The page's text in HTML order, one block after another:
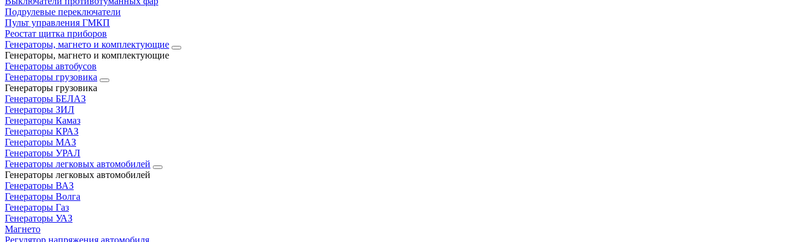
Подрулевые переключатели
Пульт управления ГМКП
Реостат щитка приборов
Генераторы, магнето и комплектующие
Генераторы, магнето и комплектующие
Генераторы автобусов
Генераторы грузовика
Генераторы грузовика
Генераторы БЕЛАЗ
Генераторы ЗИЛ
Генераторы Камаз
Генераторы КРАЗ
Генераторы МАЗ
Генераторы УРАЛ
Генераторы легковых автомобилей
Генераторы легковых автомобилей
Генераторы ВАЗ
Генераторы Волга
Генераторы Газ
Генераторы УАЗ
Магнето